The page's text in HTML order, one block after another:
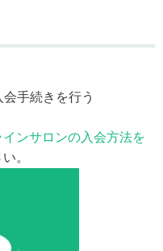
手続きを行う
ンサロンの入会方法を
。